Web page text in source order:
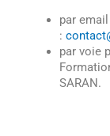
par
:
par voie
SARAN.